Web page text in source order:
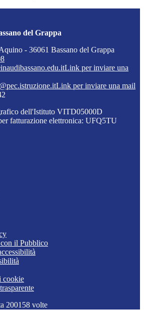
del Grappa
- 36061 Bassano del Grappa
Link per inviare una
Link per inviare una mail
dell'Istituto VITD05000D
fatturazione elettronica: UFQ5TU
il Pubblico
cookie
200158 volte